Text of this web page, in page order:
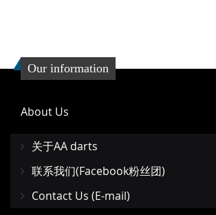
Our information
About Us
关于AA darts
联系我们(Facebook粉丝团)
Contact Us (E-mail)